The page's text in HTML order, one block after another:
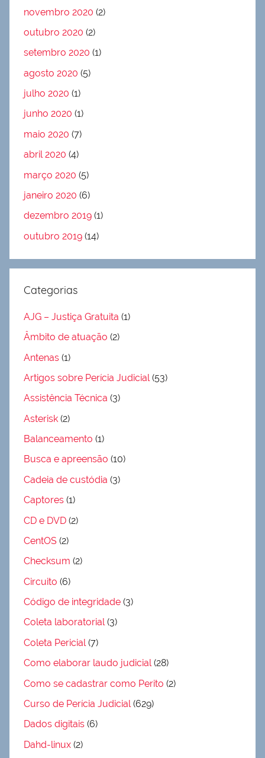
novembro 2020 (2)
outubro 2020 (2)
setembro 2020 (1)
agosto 2020 (5)
julho 2020 (1)
junho 2020 (1)
maio 2020 (7)
abril 2020 (4)
março 2020 (5)
janeiro 2020 (6)
dezembro 2019 (1)
outubro 2019 (14)
Categorias
AJG – Justiça Gratuita (1)
Âmbito de atuação (2)
Antenas (1)
Artigos sobre Perícia Judicial(53)
Assistência Técnica (3)
Asterisk (2)
Balanceamento (1)
Busca e apreensão (10)
Cadeia de custódia (3)
Captores (1)
CD e DVD (2)
CentOS (2)
Checksum (2)
Circuito (6)
Código de integridade (3)
Coleta laboratorial(3)
Coleta Pericial(7)
Como elaborar laudo judicial(28)
Como se cadastrar como Perito (2)
Curso de Perícia Judicial(629)
Dados digitais (6)
Dahd-linux (2)